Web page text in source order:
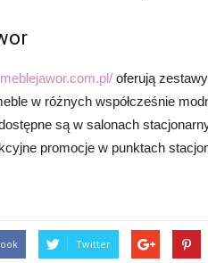
oferują
w różnych współcześnie
są w salonach
promocje w punktach
Twitter